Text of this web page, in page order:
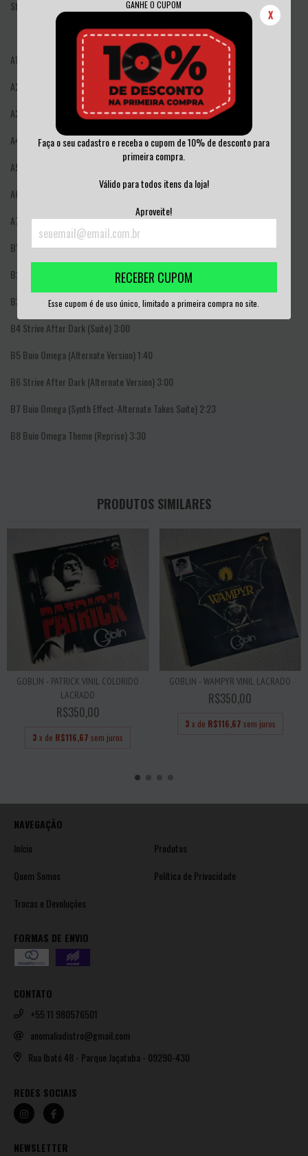
GANHE O CUPOM
X
Faça o seu cadastro e receba o cupom de 10% de desconto para
primeira compra.
Válido para todos itens da loja!
Aproveite!
RECEBER CUPOM
Esse cupom é de uso único, limitado a primeira compra no site.
Style:
Soundtrack, Prog Rock, Symphonic Rock
A1 Buio Omega (Main Titles)
2:52
A2
4:31
A3
Strive After Dark2:30
A4
Pillage2:20
A5
A6
A7
Ghost Vest2:56
B1
Bikini Island4:02
B2
2:56
B3
Quiet Drops (Film Version)3:48
B4 Strive After Dark (Suite) 3:00
B5 Buio Omega (Alternate Version)1:40
B6 Strive After Dark (Alternate Version) 3:00
B7 Buio Omega (Synth Effect-Alternate Takes Suite) 2:23
B8 Buio Omega Theme (Reprise) 3:30
PRODUTOS SIMILARES
GOBLIN - PATRICK VINIL COLORIDO
LACRADO
R$350,00
3 x de R$116,67 sem juros
GOBLIN - WAMPYR VINIL LACRADO
R$350,00
3 x de R$116,67 sem juros
NAVEGAÇÃO
Início
Produtos
Quem Somos
Política de Privacidade
Trocas e Devoluções
FORMAS DE ENVIO
CONTATO
+55 11 980576501
anomaliadistro@gmail.com
Rua Ibaté 48 - Parque Jaçatuba - 09290-430
REDES SOCIAIS
NEWSLETTER